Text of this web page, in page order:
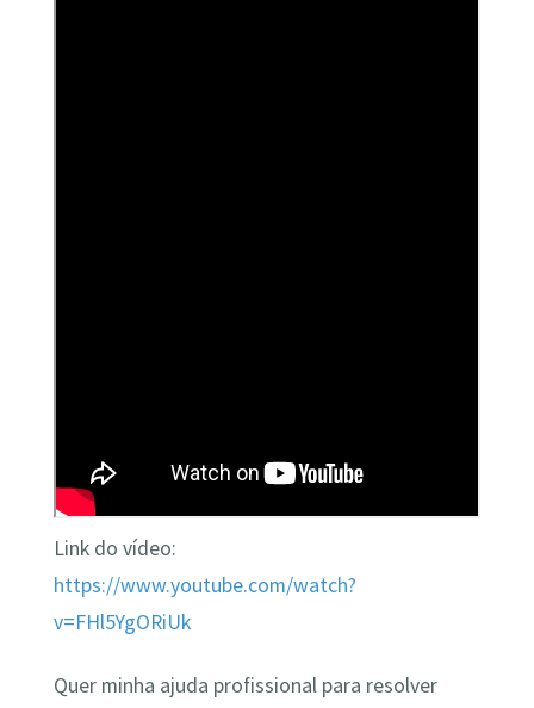
Link do vídeo:
https://www.youtube.com/watch?
v=FHl5YgORiUk
Quer minha ajuda profissional para resolver